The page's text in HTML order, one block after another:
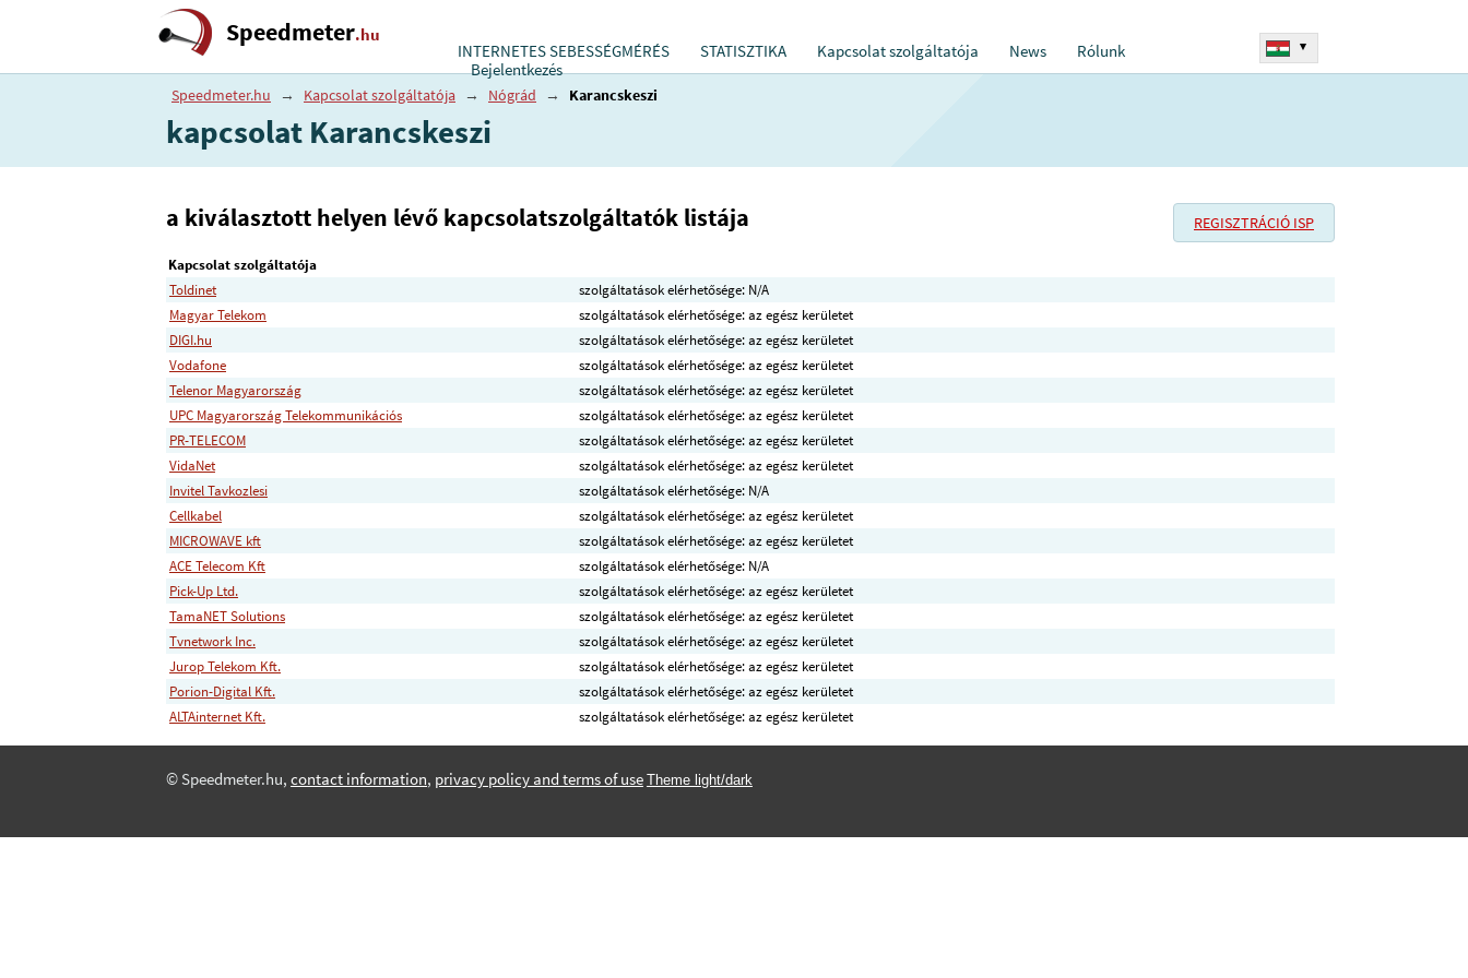
Speedmeter.hu
INTERNETES SEBESSÉGMÉRÉS STATISZTIKA Kapcsolat szolgáltatója News
Rólunk
Bejelentkezés
▾
Speedmeter.hu → Kapcsolat szolgáltatója → Nógrád → Karancskeszi
kapcsolat Karancskeszi
REGISZTRÁCIÓ ISP
a kiválasztott helyen lévő kapcsolatszolgáltatók listája
Kapcsolat szolgáltatója
Toldinet
szolgáltatások elérhetősége: N/A
Magyar Telekom
szolgáltatások elérhetősége: az egész kerületet
DIGI.hu
szolgáltatások elérhetősége: az egész kerületet
Vodafone
szolgáltatások elérhetősége: az egész kerületet
Telenor Magyarország
szolgáltatások elérhetősége: az egész kerületet
UPC Magyarország Telekommunikációs
szolgáltatások elérhetősége: az egész kerületet
PR-TELECOM
szolgáltatások elérhetősége: az egész kerületet
VidaNet
szolgáltatások elérhetősége: az egész kerületet
Invitel Tavkozlesi
szolgáltatások elérhetősége: N/A
Cellkabel
szolgáltatások elérhetősége: az egész kerületet
MICROWAVE kft
szolgáltatások elérhetősége: az egész kerületet
ACE Telecom Kft
szolgáltatások elérhetősége: N/A
Pick-Up Ltd.
szolgáltatások elérhetősége: az egész kerületet
TamaNET Solutions
szolgáltatások elérhetősége: az egész kerületet
Tvnetwork Inc.
szolgáltatások elérhetősége: az egész kerületet
Jurop Telekom Kft.
szolgáltatások elérhetősége: az egész kerületet
Porion-Digital Kft.
szolgáltatások elérhetősége: az egész kerületet
ALTAinternet Kft.
szolgáltatások elérhetősége: az egész kerületet
© Speedmeter.hu, contact information, privacy policy and terms of use Theme light/dark